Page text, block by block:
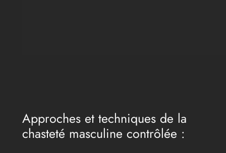
Approches et techniques de la
chasteté masculine contrôlée :